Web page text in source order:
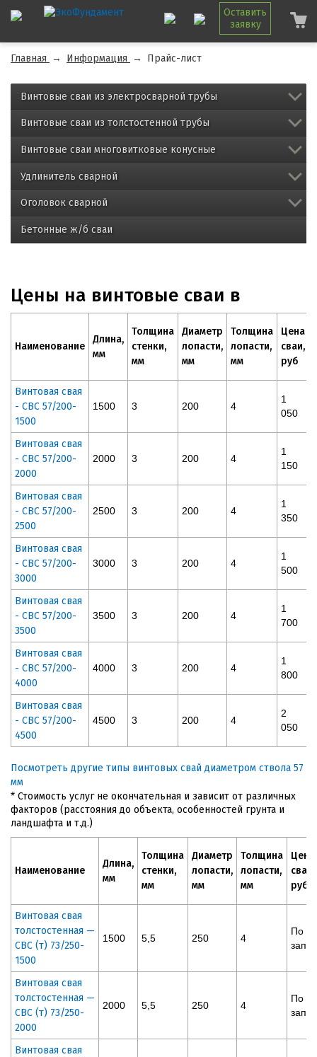
Оставить
заявку
Главная → Информация → Прайс-лист
Винтовые сваи из электросварной трубы
Винтовые сваи из толстостенной трубы
Винтовые сваи многовитковые конусные
Удлинитель сварной
Оголовок сварной
Бетонные ж/б сваи
Цены на винтовые сваи в
Наименование
Длина,
мм
Толщина
стенки,
мм
Диаметр
лопасти,
мм
Толщина
лопасти,
мм
Цена
сваи,
руб
Винтовая свая
- СВС 57/200-
1500
1500 3 200 4
1
050
Винтовая свая
- СВС 57/200-
2000
2000 3 200 4
1
150
Винтовая свая
- СВС 57/200-
2500
2500 3 200 4
1
350
Винтовая свая
- СВС 57/200-
3000
3000 3 200 4
1
500
Винтовая свая
- СВС 57/200-
3500
3500 3 200 4
1
700
Винтовая свая
- СВС 57/200-
4000
4000 3 200 4
1
800
Винтовая свая
- СВС 57/200-
4500
4500 3 200 4
2
050
Посмотреть другие типы винтовых свай диаметром ствола 57
мм
* Стоимость услуг не окончательная и зависит от различных
факторов (расстояния до объекта, особенностей грунта и
ландшафта и т.д.)
Наименование
Длина,
мм
Толщина
стенки,
мм
Диаметр
лопасти,
мм
Толщина
лопасти,
мм
Цена
сваи,
руб
Винтовая свая
толстостенная —
СВС (т) 73/250-
1500
1500 5,5 250 4
По
Винтовая свая
толстостенная —
СВС (т) 73/250-
2000
2000 5,5 250 4
По
Винтовая свая